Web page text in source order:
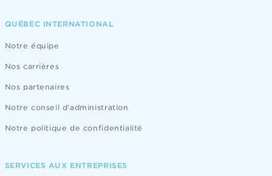
QUÉBEC INTERNATIONAL
Notre équipe
Nos carrières
Nos partenaires
Notre conseil d'administration
Notre politique de confidentialité
SERVICES AUX ENTREPRISES